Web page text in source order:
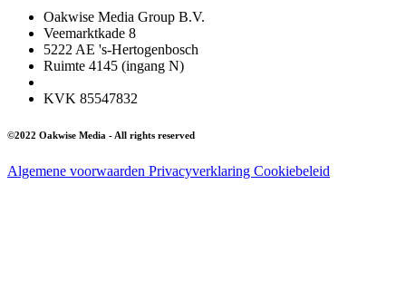
Oakwise Media Group B.V.
Veemarktkade 8
5222 AE 's-Hertogenbosch
Ruimte 4145 (ingang N)
KVK 85547832
©2022 Oakwise Media - All rights reserved
Algemene voorwaarden Privacyverklaring Cookiebeleid